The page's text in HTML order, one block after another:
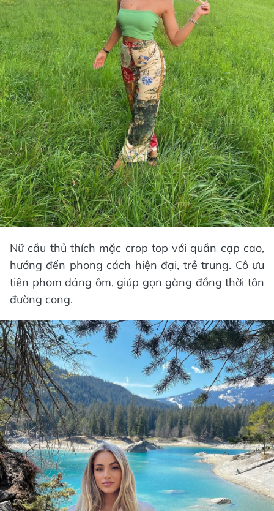
Nữ cầu thủ thích mặc crop top với quần cạp cao,
hướng đến phong cách hiện đại, trẻ trung. Cô ưu
tiên phom dáng ôm, giúp gọn gàng đồng thời tôn
đường cong.